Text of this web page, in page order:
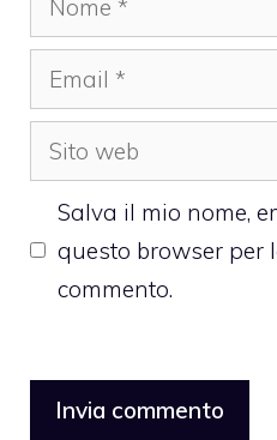
Email
Sito
web
Salva il mio nome,
questo browser per
commento.